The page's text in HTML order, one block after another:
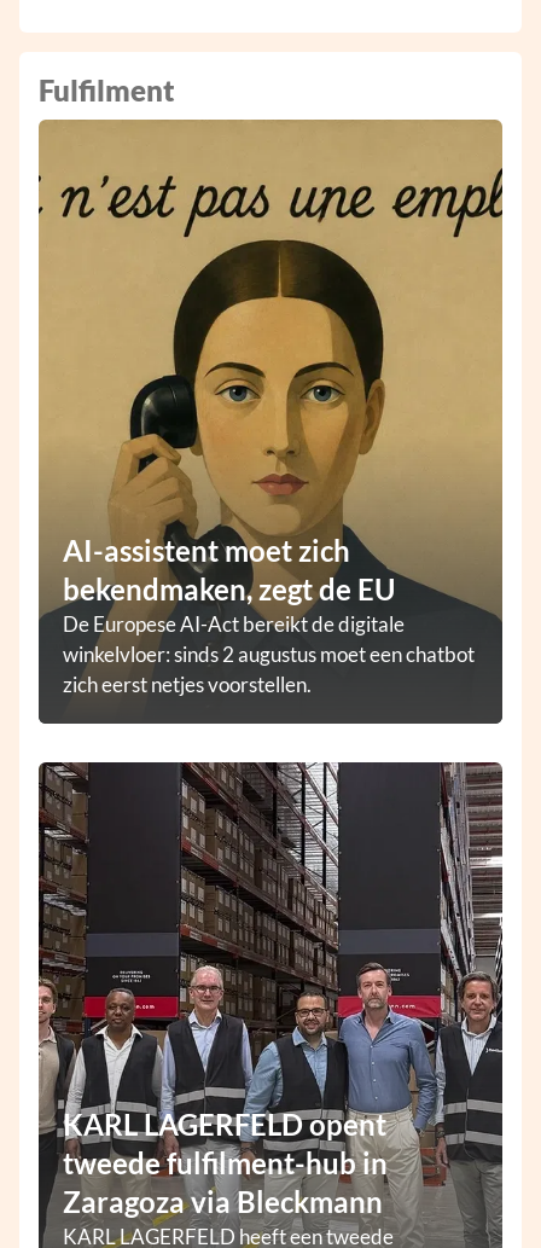
Fulfilment
AI-assistent moet zich
bekendmaken, zegt de EU
De Europese AI-Act bereikt de digitale
winkelvloer: sinds 2 augustus moet een chatbot
zich eerst netjes voorstellen.
KARL LAGERFELD opent
tweede fulfilment-hub in
Zaragoza via Bleckmann
KARL LAGERFELD heeft een tweede